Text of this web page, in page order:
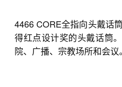
4466 CORE全指向头戴话
得红点设计奖的头戴话筒
院、广播、宗教场所和会议。